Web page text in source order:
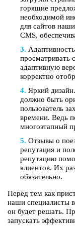
горящие
необходимой
для сайтов
CMS,
просматривать
адаптивную
корректно
Яркий
должно быть
пользователь
времени. Ведь
многоэтапный
Отзывы о
репутация и
репутацию
клиентов. Их
обязательно.
Перед тем как
наши специалисты
он будет решать.
запускать